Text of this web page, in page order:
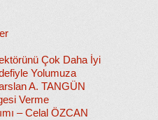
Çok Daha İyi
Yolumuza
A. TANGÜN
Verme
– Celal ÖZCAN